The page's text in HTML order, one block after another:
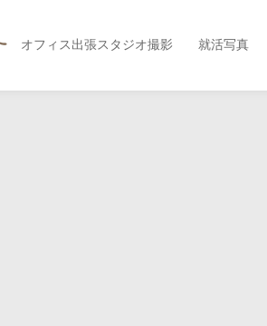
オフィス出張スタジオ撮影 就活写真